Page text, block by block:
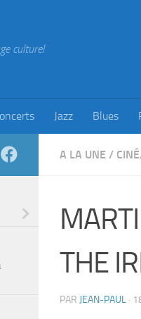
culturel
Jazz Blues
A LA UNE /
THE
PAR JEAN-PAUL ·